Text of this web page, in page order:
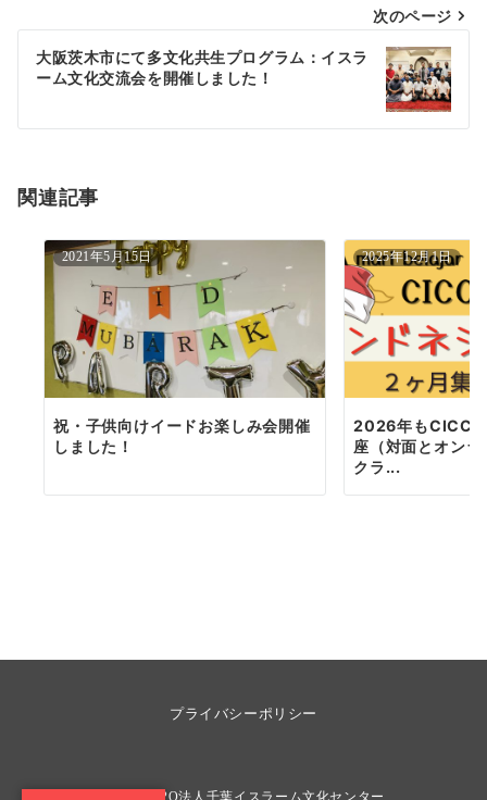
ゲ
シ
ン
次のページ
大阪茨木市にて多文化共生プログラム：イスラ
ーム文化交流会を開催しました！
関連記事
2021年5月15日
祝・子供向けイードお楽しみ会開催
しました！
2025年12月1日
2026年もCICC
座（対面とオン
クラ...
プライバシーポリシー